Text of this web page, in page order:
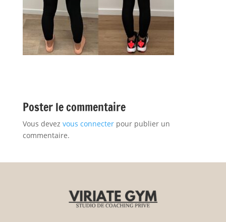
Poster le commentaire
Vous devez vous connecterpour publier un
commentaire.